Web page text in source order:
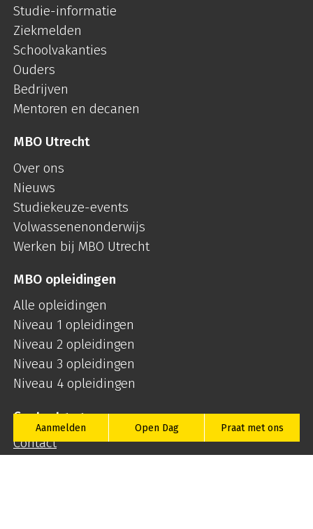
Aanmelden Open Dag Praat met ons
Studie-informatie
Ziekmelden
Schoolvakanties
Ouders
Bedrijven
Mentoren en decanen
MBO Utrecht
Over ons
Nieuws
Studiekeuze-events
Volwassenenonderwijs
Werken bij MBO Utrecht
MBO opleidingen
Alle opleidingen
Niveau 1 opleidingen
Niveau 2 opleidingen
Niveau 3 opleidingen
Niveau 4 opleidingen
Contactgegevens
Contact